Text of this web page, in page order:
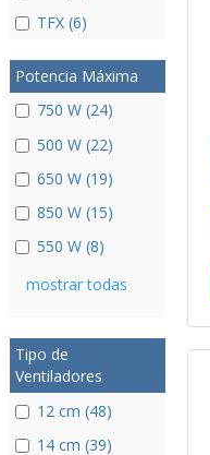
TFX (6)
Potencia Máxima
750 W (24)
500 W (22)
650 W (19)
850 W (15)
550 W (8)
mostrar todas
Tipo de
Ventiladores
12 cm (48)
14 cm (39)